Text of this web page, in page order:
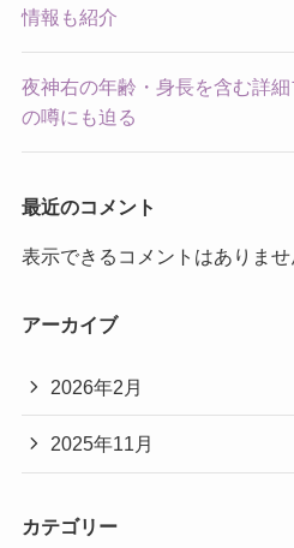
情報も紹介
夜神右の年齢・身長を含む詳
の噂にも迫る
最近のコメント
表示できるコメントはありませ
アーカイブ
2026年2月
2025年11月
カテゴリー